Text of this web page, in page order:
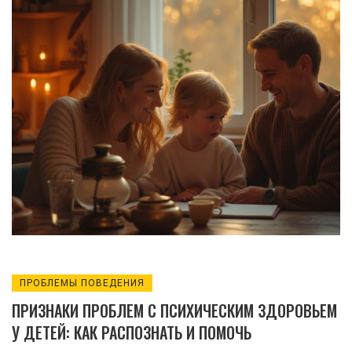
родителями до окружения в школе и
личного опыта. Понимание этих
элементов помогает родителям
направить развитие характера своего
ребенка в позитивное русло. В статье
раскрываются ключевые аспекты
воспитания и передачи ценностей,
связанных с формированием характера
детей.
ПРОБЛЕМЫ ПОВЕДЕНИЯ
ПРИЗНАКИ ПРОБЛЕМ С ПСИХИЧЕСКИМ ЗДОРОВЬЕМ
У ДЕТЕЙ: КАК РАСПОЗНАТЬ И ПОМОЧЬ